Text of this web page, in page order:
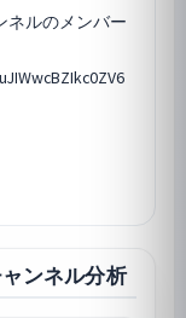
ネルのメンバー
ンネル分析